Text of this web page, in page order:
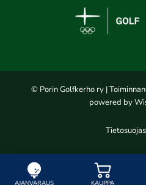
AJANVARAUS KAUPPA
© Porin Golfkerho ry |
powered by